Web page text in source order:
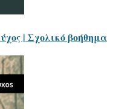
| Σχολικό βοήθημα